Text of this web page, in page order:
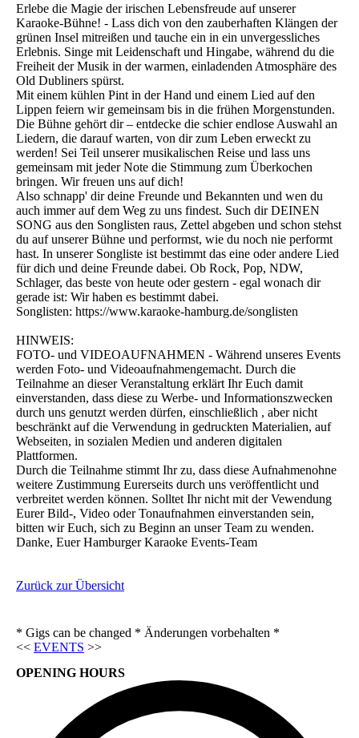
Erlebe die Magie der irischen Lebensfreude auf unserer
Karaoke-Bühne! - Lass dich von den zauberhaften Klängen der
grünen Insel mitreißen und tauche ein in ein unvergessliches
Erlebnis. Singe mit Leidenschaft und Hingabe, während du die
Freiheit der Musik in der warmen, einladenden Atmosphäre des
Old Dubliners spürst.
Mit einem kühlen Pint in der Hand und einem Lied auf den
Lippen feiern wir gemeinsam bis in die frühen Morgenstunden.
Die Bühne gehört dir – entdecke die schier endlose Auswahl an
Liedern, die darauf warten, von dir zum Leben erweckt zu
werden! Sei Teil unserer musikalischen Reise und lass uns
gemeinsam mit jeder Note die Stimmung zum Überkochen
bringen. Wir freuen uns auf dich!
Also schnapp' dir deine Freunde und Bekannten und wen du
auch immer auf dem Weg zu uns findest. Such dir DEINEN
SONG aus den Songlisten raus, Zettel abgeben und schon stehst
du auf unserer Bühne und performst, wie du noch nie performt
hast. In unserer Songliste ist bestimmt das eine oder andere Lied
für dich und deine Freunde dabei. Ob Rock, Pop, NDW,
Schlager, das beste von heute oder gestern - egal wonach dir
gerade ist: Wir haben es bestimmt dabei.
Songlisten: https://www.karaoke-hamburg.de/songlisten
HINWEIS:
FOTO- und VIDEOAUFNAHMEN - Während unseres Events
werden Foto- und Videoaufnahmengemacht. Durch die
Teilnahme an dieser Veranstaltung erklärt Ihr Euch damit
einverstanden, dass diese zu Werbe- und Informationszwecken
durch uns genutzt werden dürfen, einschließlich , aber nicht
beschränkt auf die Verwendung in gedruckten Materialien, auf
Webseiten, in sozialen Medien und anderen digitalen
Plattformen.
Durch die Teilnahme stimmt Ihr zu, dass diese Aufnahmenohne
weitere Zustimmung Eurerseits durch uns veröffentlicht und
verbreitet werden können. Solltet Ihr nicht mit der Vewendung
Eurer Bild-, Video oder Tonaufnahmen einverstanden sein,
bitten wir Euch, sich zu Beginn an unser Team zu wenden.
Danke, Euer Hamburger Karaoke Events-Team
Zurück zur Übersicht
* Gigs can be changed * Änderungen vorbehalten *
<< EVENTS >>
OPENING HOURS